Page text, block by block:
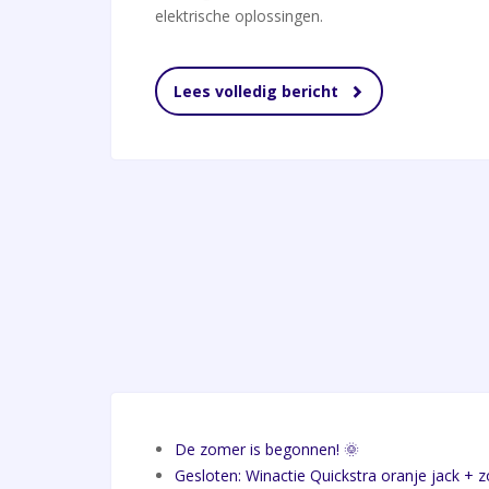
elektrische oplossingen.
Lees volledig bericht
De zomer is begonnen! 🌞
Gesloten: Winactie Quickstra oranje jack +